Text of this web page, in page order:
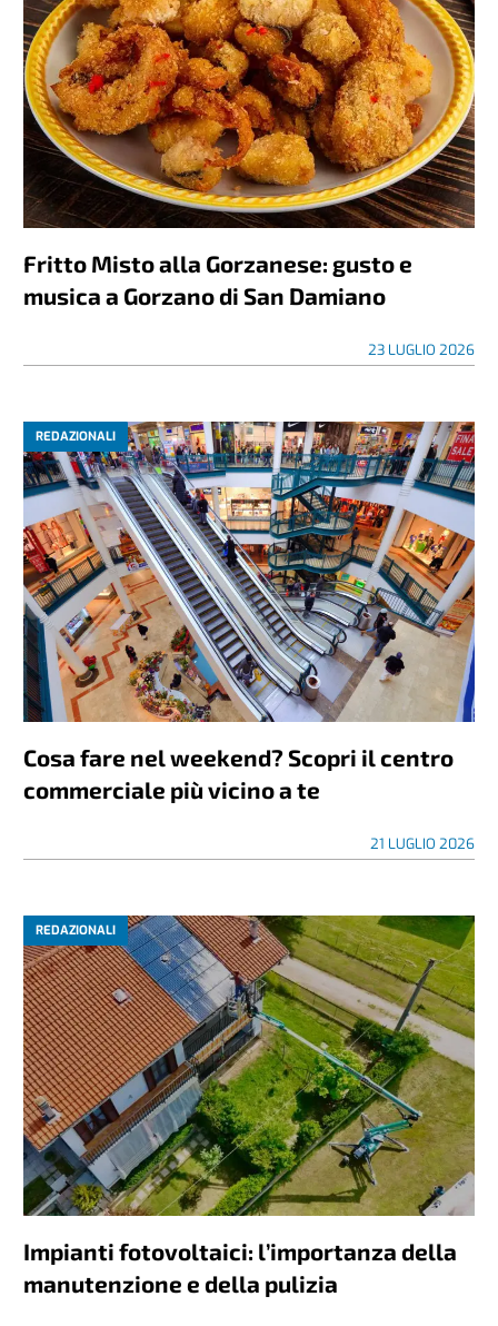
Fritto Misto alla Gorzanese: gusto e
musica a Gorzano di San Damiano
23 LUGLIO 2026
REDAZIONALI
Cosa fare nel weekend? Scopri il centro
commerciale più vicino a te
21 LUGLIO 2026
REDAZIONALI
Impianti fotovoltaici: l’importanza della
manutenzione e della pulizia